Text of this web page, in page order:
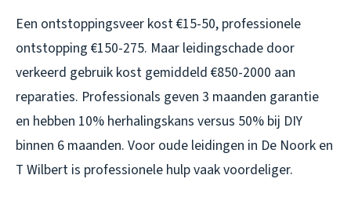
Een ontstoppingsveer kost €15-50, professionele
ontstopping €150-275. Maar leidingschade door
verkeerd gebruik kost gemiddeld €850-2000 aan
reparaties. Professionals geven 3 maanden garantie
en hebben 10% herhalingskans versus 50% bij DIY
binnen 6 maanden. Voor oude leidingen in De Noork en
T Wilbert is professionele hulp vaak voordeliger.